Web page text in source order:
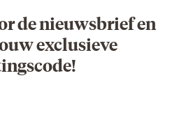
de nieuwsbrief en
exclusieve